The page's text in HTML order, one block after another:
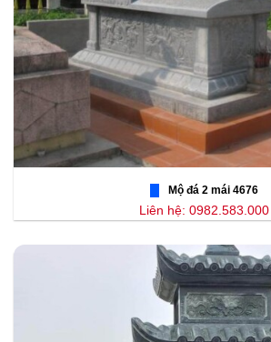
Mộ đá 2 mái 4676
Liên hệ: 0982.583.000